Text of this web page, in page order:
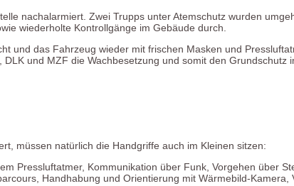
nachalarmiert. Zwei Trupps unter Atemschutz wurden
wiederholte Kontrollgänge im Gebäude durch.
und das Fahrzeug wieder mit frischen Masken und
und MZF die Wachbesetzung und somit den Grundschutz
müssen natürlich die Handgriffe auch im Kleinen sitzen:
Pressluftatmer, Kommunikation über Funk, Vorgehen über
Handhabung und Orientierung mit Wärmebild-Kamera,